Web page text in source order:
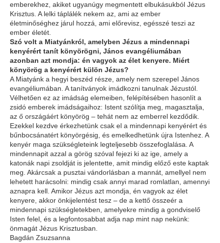
emberekhez, akiket ugyanúgy megmentett elbukásukból Jézus
Krisztus. A lelki táplálék nekem az, ami az ember
életminőséghez járul hozzá, ami előrevisz, egésszé teszi az
ember életét.
Szó volt a Miatyánkról, amelyben Jézus a mindennapi
kenyérért tanít könyörögni, János evangéliumában
azonban azt mondja: én vagyok az élet kenyere. Miért
könyörög a kenyérért külön Jézus?
A Miatyánk a hegyi beszéd része, amely nem szerepel János
evangéliumában. A tanítványok imádkozni tanulnak Jézustól.
Vélhetően ez az imádság elemeiben, felépítésében hasonlít a
zsidó emberek imádságaihoz: Istent szólítja meg, magasztalja,
az ő országáért könyörög – tehát nem az emberrel kezdődik.
Ezekkel kezdve érkezhetünk csak el a mindennapi kenyérért és
bűnbocsánatért könyörgésig, és emelkedhetünk újra Istenhez. A
kenyér maga szükségleteink legteljesebb összefoglalása. A
mindennapit azzal a görög szóval fejezi ki az ige, amely a
katonák napi zsoldját is jelentette, amit mindig előző este kaptak
meg. Akárcsak a pusztai vándorlásban a mannát, amellyel nem
lehetett harácsolni: mindig csak annyi marad romlatlan, amennyi
aznapra kell. Amikor Jézus azt mondja, én vagyok az élet
kenyere, akkor önkijelentést tesz – de a kettő összeér a
mindennapi szükségletekben, amelyekre mindig a gondviselő
Isten felel, és a legfontosabbat adja nap mint nap nekünk:
önmagát Jézus Krisztusban.
Bagdán Zsuzsanna